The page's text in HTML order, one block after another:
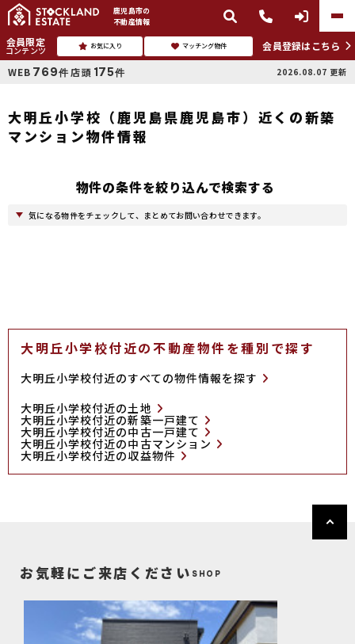
鹿児島市の
不動産情報
会員限定
コンテンツ お気に入り マッチング物件
会員登録はこちら
WEB 769件 店頭 175件 2026.08.07 更新
大明丘小学校（鹿児島県鹿児島市）近くの新築
マンション物件情報
物件の条件を絞り込んで検索する
気になる物件をチェックして、まとめてお問い合わせできます。
大明丘小学校付近の不動産物件を種別で探す
大明丘小学校付近のすべての物件情報を探す
大明丘小学校付近の土地
大明丘小学校付近の新築一戸建て
大明丘小学校付近の中古一戸建て
大明丘小学校付近の中古マンション
大明丘小学校付近の収益物件
お気軽にご来店ください SHOP